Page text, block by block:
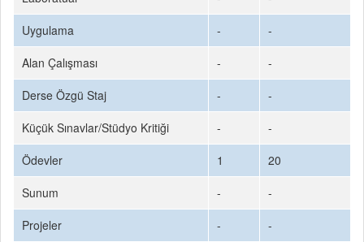
Uygulama
-
-
Alan Çalışması
-
-
Derse Özgü Staj
-
-
Küçük Sınavlar/Stüdyo Kritiği
-
-
Ödevler
1
20
Sunum
-
-
Projeler
-
-